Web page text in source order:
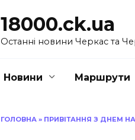
18000.ck.ua
Останні новини Черкас та
Новини Маршрути
ГОЛОВНА » ПРИВІТАННЯ З ДНЕМ